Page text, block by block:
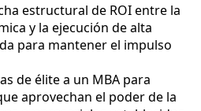
estructural de ROI entre la
y la ejecución de alta
para mantener el impulso
de élite a un MBA para
aprovechan el poder de la